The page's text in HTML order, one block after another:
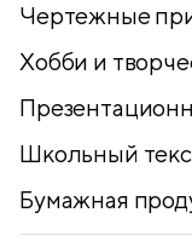
Чертежные
Хобби и
Школьный
Бумажная